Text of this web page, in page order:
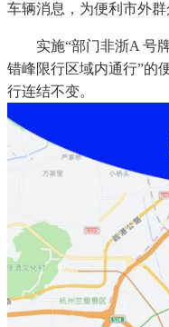
车辆消息，为便利市外群
实施“部门非浙A 号牌
错峰限行区域内通行”的
行连结不变。